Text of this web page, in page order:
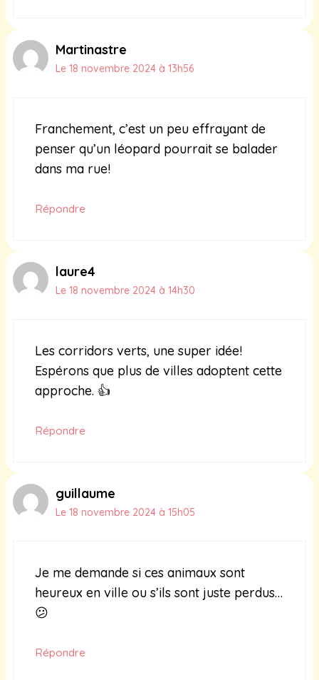
Martinastre
Le 18 novembre 2024 à 13h56
Franchement, c’est un peu effrayant de
penser qu’un léopard pourrait se balader
dans ma rue!
Répondre
laure4
Le 18 novembre 2024 à 14h30
Les corridors verts, une super idée!
Espérons que plus de villes adoptent cette
approche. 👍
Répondre
guillaume
Le 18 novembre 2024 à 15h05
Je me demande si ces animaux sont
heureux en ville ou s’ils sont juste perdus…
😕
Répondre